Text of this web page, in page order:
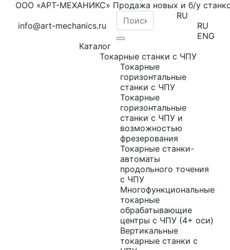
ООО «АРТ-МЕХАНИКС» Продажа новых и б/у
info@art-mechanics.ru
RU
RU
ENG
Каталог
Токарные станки с ЧПУ
Токарные
горизонтальные
станки с ЧПУ
Токарные
горизонтальные
станки с ЧПУ и
возможностью
фрезерования
Токарные станки-
автоматы
продольного точения
с ЧПУ
Многофункциональные
токарные
обрабатывающие
центры с ЧПУ (4+ оси)
Вертикальные
токарные станки с